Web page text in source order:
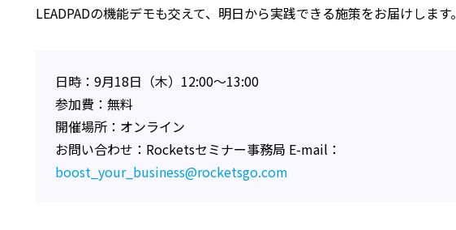
LEADPADの機能デモも交えて、明日から実践できる施策をお届けします。
日時：9月18日（木）12:00～13:00
参加費：無料
開催場所：オンライン
お問い合わせ：Rocketsセミナー事務局 E-mail：
boost_your_business@rocketsgo.com